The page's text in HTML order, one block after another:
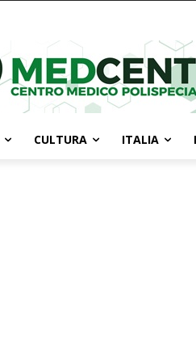
CULTURA ITALIA